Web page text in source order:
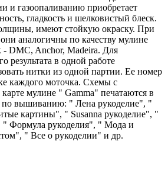
и газоопаливанию приобретает
гладкость и шелковистый блеск.
имеют стойкую окраску. При
аналогичны по качеству мулине
- DMC, Anchor, Madeira. Для
результата в одной работе
нитки из одной партии. Ее номер
каждого моточка. Схемы с
мулине " Gamma" печатаются в
по вышиванию: " Лена рукоделие", "
картины", " Susanna рукоделие", "
Формула рукоделия", " Мода и
" Все о рукоделии" и др.